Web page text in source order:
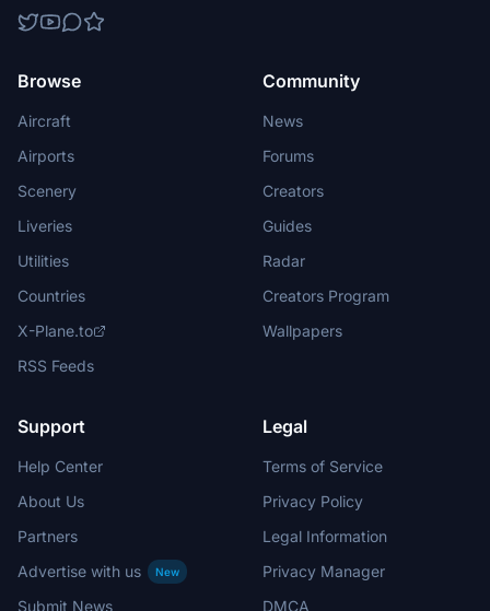
Browse
Aircraft
Airports
Scenery
Liveries
Utilities
Countries
X-Plane.to
RSS Feeds
Community
News
Forums
Creators
Guides
Radar
Creators Program
Wallpapers
Support
Help Center
About Us
Partners
Advertise with us
New
Submit News
Legal
Terms of Service
Privacy Policy
Legal Information
Privacy Manager
DMCA